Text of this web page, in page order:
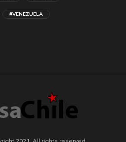
#VENEZUELA